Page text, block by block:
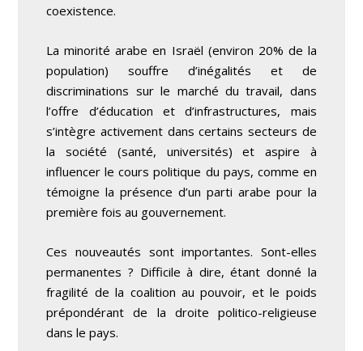
coexistence.
La minorité arabe en Israël (environ 20% de la
population) souffre d’inégalités et de
discriminations sur le marché du travail, dans
l’offre d’éducation et d’infrastructures, mais
s’intègre activement dans certains secteurs de
la société (santé, universités) et aspire à
influencer le cours politique du pays, comme en
témoigne la présence d’un parti arabe pour la
première fois au gouvernement.
Ces nouveautés sont importantes. Sont-elles
permanentes ? Difficile à dire, étant donné la
fragilité de la coalition au pouvoir, et le poids
prépondérant de la droite politico-religieuse
dans le pays.